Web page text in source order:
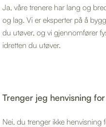
Ja, våre trenere har lang og
og lag. Vi er eksperter på å
du utøver, og vi gjennomfører
idretten du utøver.
Trenger jeg henvisning
Nei, du trenger ikke henvisning